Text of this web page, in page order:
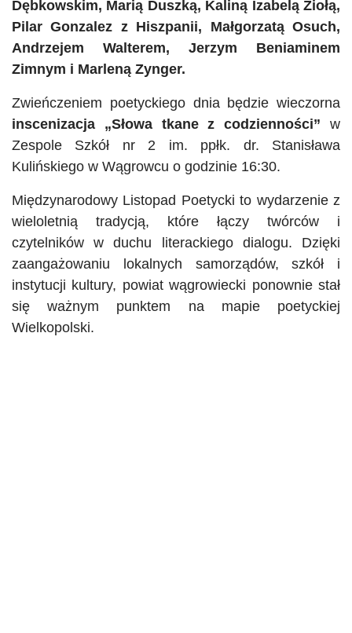
Dębkowskim, Marią Duszką, Kaliną Izabelą Ziołą,
Pilar Gonzalez z Hiszpanii, Małgorzatą Osuch,
Andrzejem Walterem, Jerzym Beniaminem
Zimnym i Marleną Zynger.
Zwieńczeniem poetyckiego dnia będzie wieczorna
inscenizacja „Słowa tkane z codzienności” w
Zespole Szkół nr 2 im. ppłk. dr. Stanisława
Kulińskiego w Wągrowcu o godzinie 16:30.
Międzynarodowy Listopad Poetycki to wydarzenie z
wieloletnią tradycją, które łączy twórców i
czytelników w duchu literackiego dialogu. Dzięki
zaangażowaniu lokalnych samorządów, szkół i
instytucji kultury, powiat wągrowiecki ponownie stał
się ważnym punktem na mapie poetyckiej
Wielkopolski.